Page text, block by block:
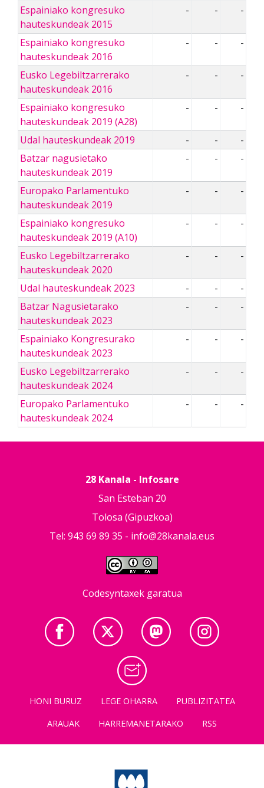
Espainiako kongresuko
hauteskundeak 2015
- - -
Espainiako kongresuko
hauteskundeak 2016
- - -
Eusko Legebiltzarrerako
hauteskundeak 2016
- - -
Espainiako kongresuko
hauteskundeak 2019 (A28)
- - -
Udal hauteskundeak 2019 - -
-
Batzar nagusietako
hauteskundeak 2019
- - -
Europako Parlamentuko
hauteskundeak 2019
- - -
Espainiako kongresuko
hauteskundeak 2019 (A10)
- - -
Eusko Legebiltzarrerako
hauteskundeak 2020
- - -
Udal hauteskundeak 2023 - -
-
Batzar Nagusietarako
hauteskundeak 2023
- - -
Espainiako Kongresurako
hauteskundeak 2023
- - -
Eusko Legebiltzarrerako
hauteskundeak 2024
- - -
Europako Parlamentuko
hauteskundeak 2024
- - -
28 Kanala - Infosare
San Esteban 20
Tolosa (Gipuzkoa)
Tel: 943 69 89 35 - info@28kanala.eus
Codesyntaxek garatua
HONI BURUZ LEGE OHARRA
PUBLIZITATEA
ARAUAK
HARREMANETARAKO RSS